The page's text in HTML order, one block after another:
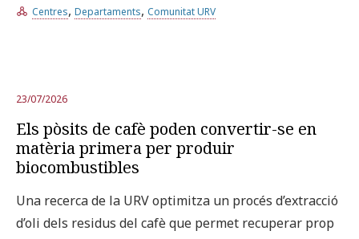
Centres, Departaments, Comunitat URV
23/07/2026
Els pòsits de cafè poden convertir-se en
matèria primera per produir
biocombustibles
Una recerca de la URV optimitza un procés d’extracció
d’oli dels residus del cafè que permet recuperar prop